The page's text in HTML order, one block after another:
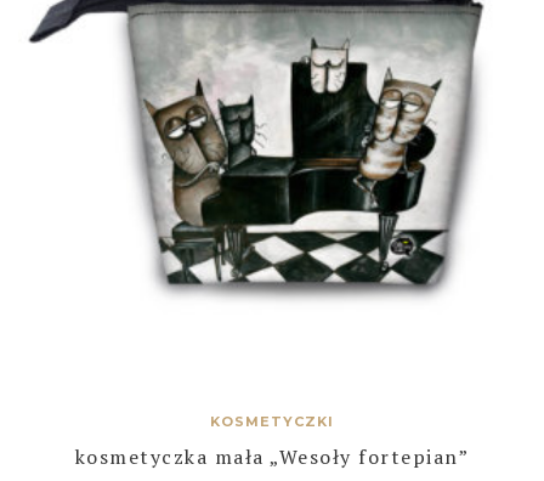
KOSMETYCZKI
kosmetyczka mała „Wesoły fortepian”